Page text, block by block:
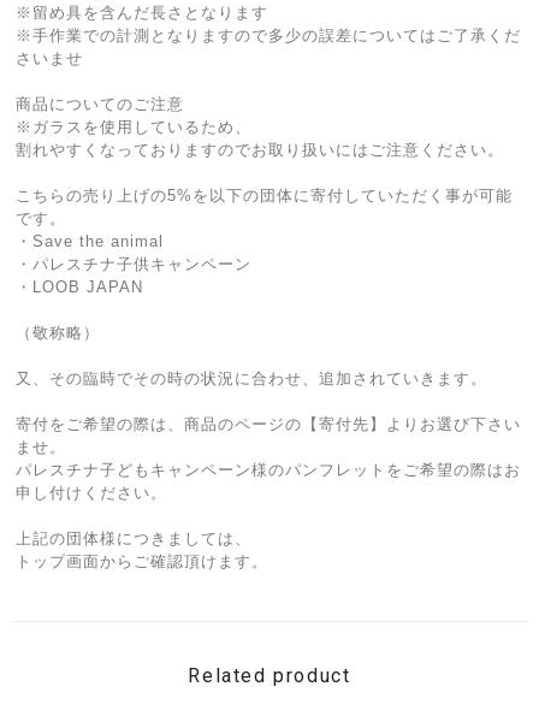
※留め具を含んだ長さとなります
※手作業での計測となりますので多少の誤差についてはご了承くだ
さいませ
商品についてのご注意
※ガラスを使用しているため、
割れやすくなっておりますのでお取り扱いにはご注意ください。
こちらの売り上げの5%を以下の団体に寄付していただく事が可能
です。
・Save the animal
・パレスチナ子供キャンペーン
・LOOB JAPAN
（敬称略）
又、その臨時でその時の状況に合わせ、追加されていきます。
寄付をご希望の際は、商品のページの【寄付先】よりお選び下さい
ませ。
パレスチナ子どもキャンペーン様のパンフレットをご希望の際はお
申し付けください。
上記の団体様につきましては、
トップ画面からご確認頂けます。
Related product